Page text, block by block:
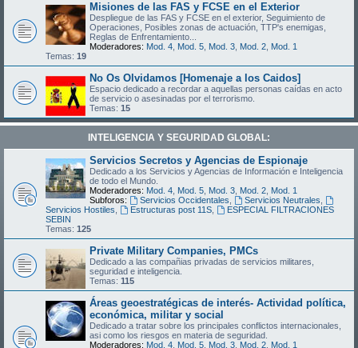
Misiones de las FAS y FCSE en el Exterior
Despliegue de las FAS y FCSE en el exterior, Seguimiento de
Operaciones, Posibles zonas de actuación, TTP's enemigas,
Reglas de Enfrentamiento...
Moderadores: Mod. 4 Mod. 5 Mod. 3 Mod. 2 Mod. 1
Temas: 19
No Os Olvidamos [Homenaje a los Caidos]
Espacio dedicado a recordar a aquellas personas caídas en acto
de servicio o asesinadas por el terrorismo.
Temas: 15
INTELIGENCIA Y SEGURIDAD GLOBAL:
Servicios Secretos y Agencias de Espionaje
Dedicado a los Servicios y Agencias de Información e Inteligencia
de todo el Mundo.
Moderadores: Mod. 4 Mod. 5 Mod. 3 Mod. 2 Mod. 1
Subforos:
Servicios Occidentales Servicios Neutrales
Servicios Hostiles
Estructuras post 11S,
ESPECIAL FILTRACIONES
SEBIN
Temas: 125
Private Military Companies, PMCs
Dedicado a las compañias privadas de servicios militares,
seguridad e inteligencia.
Temas: 115
Áreas geoestratégicas de interés- Actividad política,
económica, militar y social
Dedicado a tratar sobre los principales conflictos internacionales,
asi como los riesgos en materia de seguridad.
Moderadores: Mod. 4 Mod. 5 Mod. 3 Mod. 2 Mod. 1